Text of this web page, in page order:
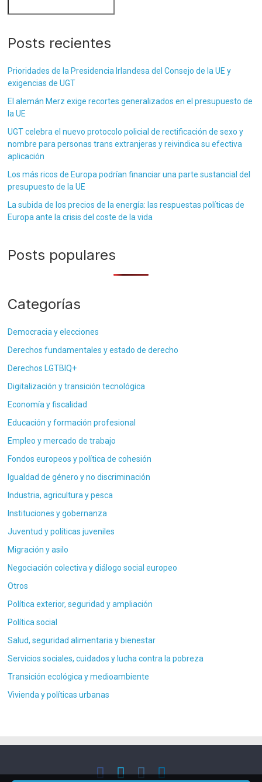
Posts recientes
Prioridades de la Presidencia Irlandesa del Consejo de la UE y
exigencias de UGT
El alemán Merz exige recortes generalizados en el presupuesto de
la UE
UGT celebra el nuevo protocolo policial de rectificación de sexo y
nombre para personas trans extranjeras y reivindica su efectiva
aplicación
Los más ricos de Europa podrían financiar una parte sustancial del
presupuesto de la UE
La subida de los precios de la energía: las respuestas políticas de
Europa ante la crisis del coste de la vida
Posts populares
Categorías
Democracia y elecciones
Derechos fundamentales y estado de derecho
Derechos LGTBIQ+
Digitalización y transición tecnológica
Economía y fiscalidad
Educación y formación profesional
Empleo y mercado de trabajo
Fondos europeos y política de cohesión
Igualdad de género y no discriminación
Industria, agricultura y pesca
Instituciones y gobernanza
Juventud y políticas juveniles
Migración y asilo
Negociación colectiva y diálogo social europeo
Otros
Política exterior, seguridad y ampliación
Política social
Salud, seguridad alimentaria y bienestar
Servicios sociales, cuidados y lucha contra la pobreza
Transición ecológica y medioambiente
Vivienda y políticas urbanas